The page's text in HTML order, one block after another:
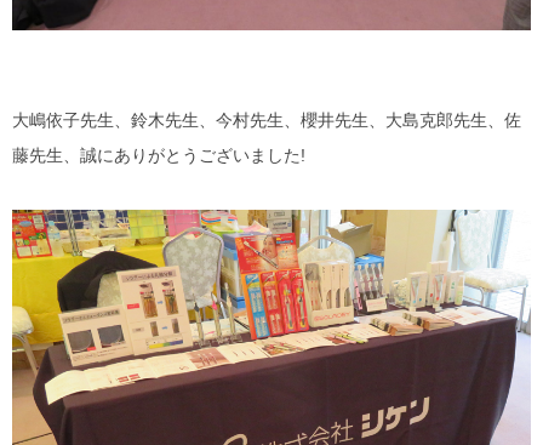
大嶋依子先生、鈴木先生、今村先生、櫻井先生、大島克郎先生、佐
藤先生、誠にありがとうございました!